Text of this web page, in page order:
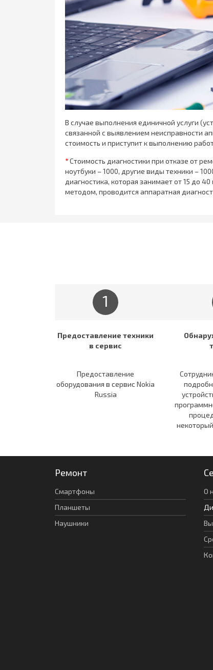
В случае выполнения единичной услуги
связанной с выявлением неисправности
стоимость и приступит к выполнению
*Стоимость диагностики при отказе от
ноутбуки – 1000, другие виды техники –
диагностика, которая занимает от 15 до
методом, проводится аппаратная
1
Предоставление техники
в сервис
Предоставление
оборудования в сервис Nokia
Russia
Ремонт
Смартфоны
Планшеты
Наушники
О